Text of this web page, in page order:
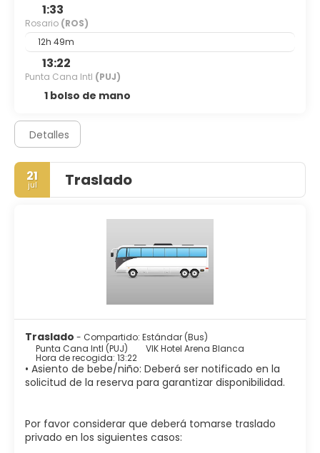
1:33
Rosario (ROS)
12h 49m
13:22
Punta Cana Intl (PUJ)
1 bolso de mano
Detalles
21
jul Traslado
Traslado - Compartido: Estándar (Bus)
Punta Cana Intl (PUJ)
VIK Hotel Arena Blanca
Hora de recogida: 13:22
• Asiento de bebe/niño: Deberá ser notificado en la
solicitud de la reserva para garantizar disponibilidad.
Por favor considerar que deberá tomarse traslado
privado en los siguientes casos: